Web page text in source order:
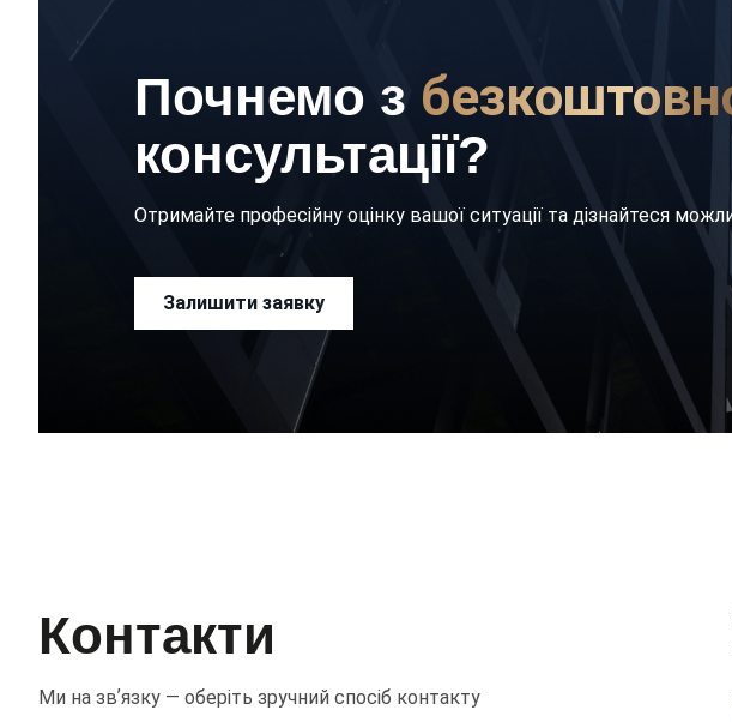
Почнемо з
консультації?
Отримайте професійну оцінку вашої ситуації та дізнайтеся
Залишити заявку
Контакти
Ми на звʼязку — оберіть зручний спосіб контакту